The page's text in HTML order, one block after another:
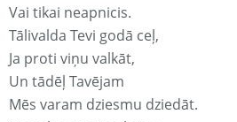
Vai tikai neapnicis.
Tālivalda Tevi godā ceļ,
Ja proti viņu valkāt,
Un tādēļ Tavējam
Mēs varam dziesmu dziedāt.